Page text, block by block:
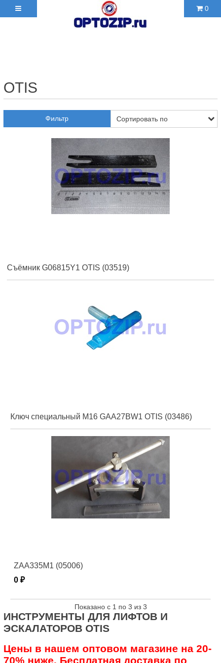
0
OTIS
Фильтр
Съёмник G06815Y1 OTIS (03519)
Ключ специальный M16 GAA27BW1 OTIS (03486)
ZAA335M1 (05006)
0 ₽
Показано с 1 по 3 из 3
ИНСТРУМЕНТЫ ДЛЯ ЛИФТОВ И
ЭСКАЛАТОРОВ OTIS
Цены в нашем оптовом магазине на 20-
70% ниже. Бесплатная доставка по